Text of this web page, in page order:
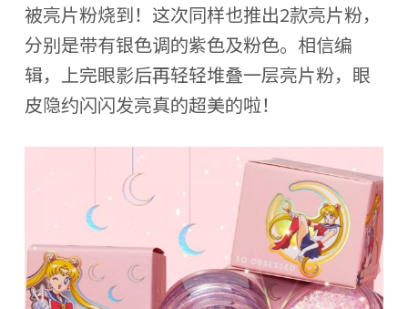
被亮片粉烧到！这次同样也推出2款亮片粉，
分别是带有银色调的紫色及粉色。相信编
辑，上完眼影后再轻轻堆叠一层亮片粉，眼
皮隐约闪闪发亮真的超美的啦！